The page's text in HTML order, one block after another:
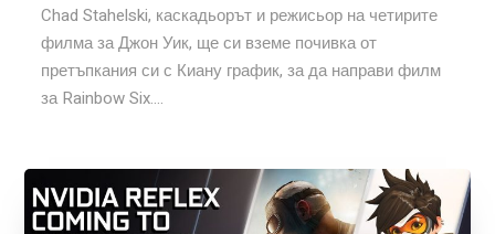
Chad Stahelski, каскадьорът и режисьор на четирите
филма за Джон Уик, ще си вземе почивка от
претъпкания си с Киану график, за да направи филм
за Rainbow Six....